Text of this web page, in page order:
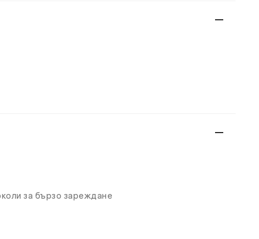
за бързо зареждане